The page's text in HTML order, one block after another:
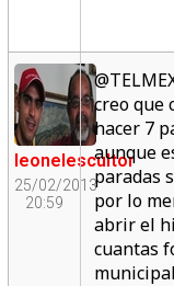
leonelescultor
25/02/2013
20:59
creo que
hacer 7
aunque
paradas
por lo
abrir el
cuantas